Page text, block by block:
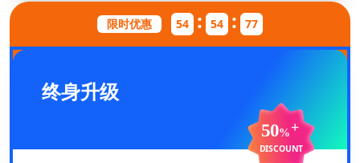
50% +
DISCOUNT
终身升级
限时优惠 54 : 54 : 47